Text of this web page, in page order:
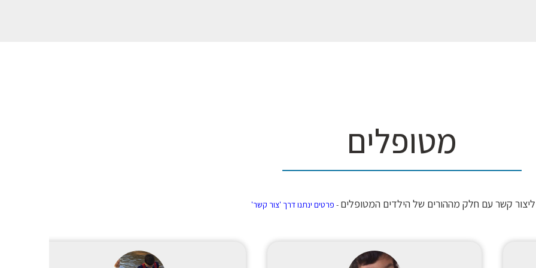
מטופלים
ליצור קשר עם חלק מההורים של הילדים המטופלים - פרטים ינתנו דרך 'צור קשר'